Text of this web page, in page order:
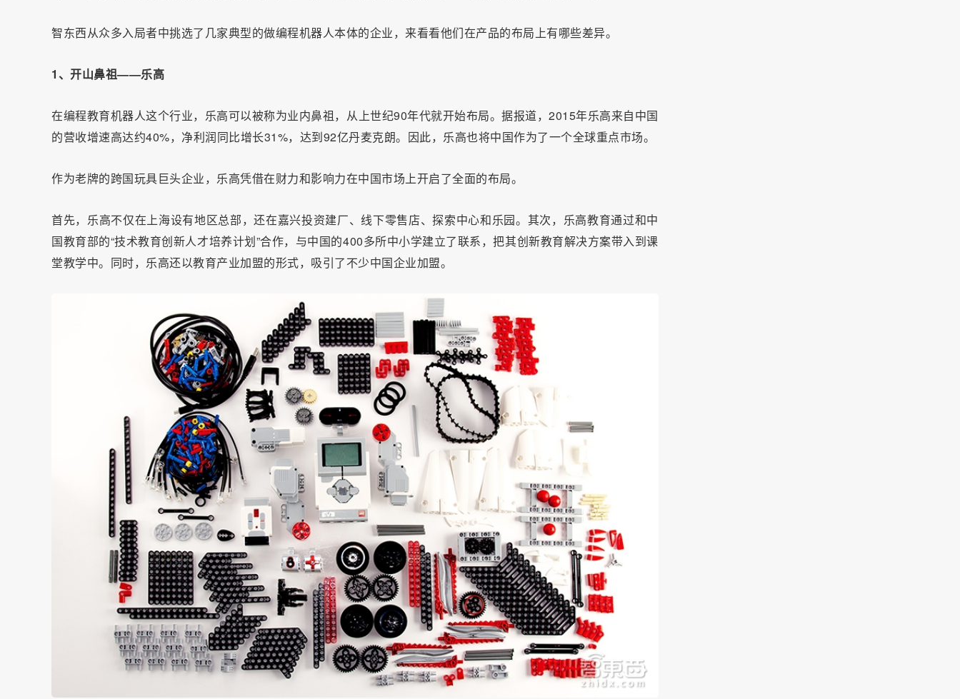
智东西从众多入局者中挑选了几家典型的做编程机器人本体的企业，来看看他们在产品的布局上有哪些差异。
1、开山鼻祖——乐高
在编程教育机器人这个行业，乐高可以被称为业内鼻祖，从上世纪90年代就开始布局。据报道，2015年乐高来自中国
的营收增速高达约40%，净利润同比增长31%，达到92亿丹麦克朗。因此，乐高也将中国作为了一个全球重点市场。
作为老牌的跨国玩具巨头企业，乐高凭借在财力和影响力在中国市场上开启了全面的布局。
首先，乐高不仅在上海设有地区总部，还在嘉兴投资建厂、线下零售店、探索中心和乐园。其次，乐高教育通过和中
国教育部的“技术教育创新人才培养计划”合作，与中国的400多所中小学建立了联系，把其创新教育解决方案带入到课
堂教学中。同时，乐高还以教育产业加盟的形式，吸引了不少中国企业加盟。